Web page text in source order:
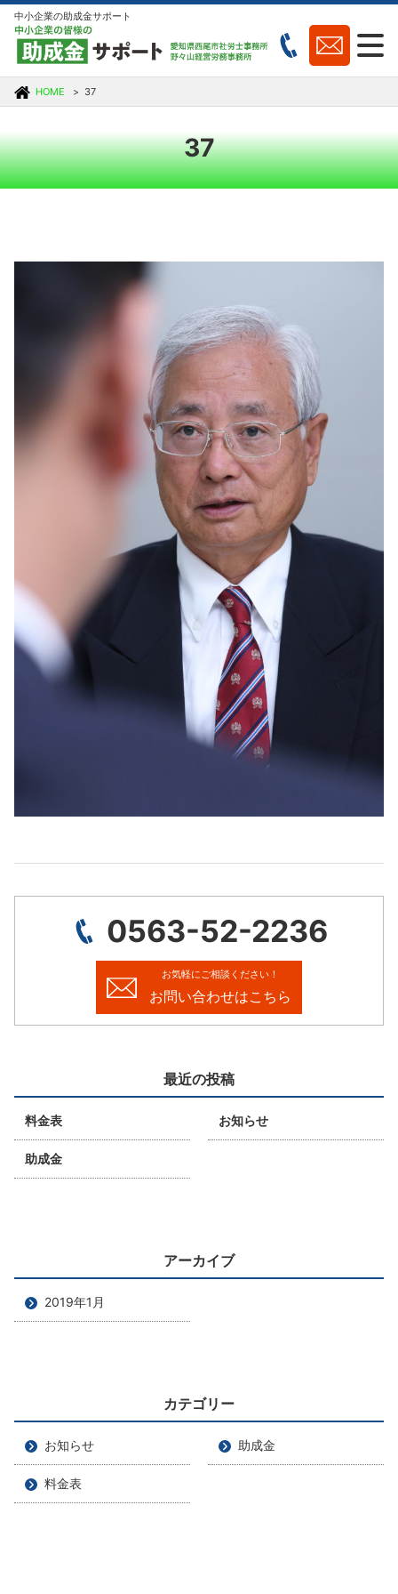
中小企業の助成金サポート
HOME 37
37
0563-52-2236
お気軽にご相談ください！
お問い合わせはこちら
最近の投稿
料金表 お知らせ
助成金
アーカイブ
2019年1月
カテゴリー
お知らせ 助成金
料金表